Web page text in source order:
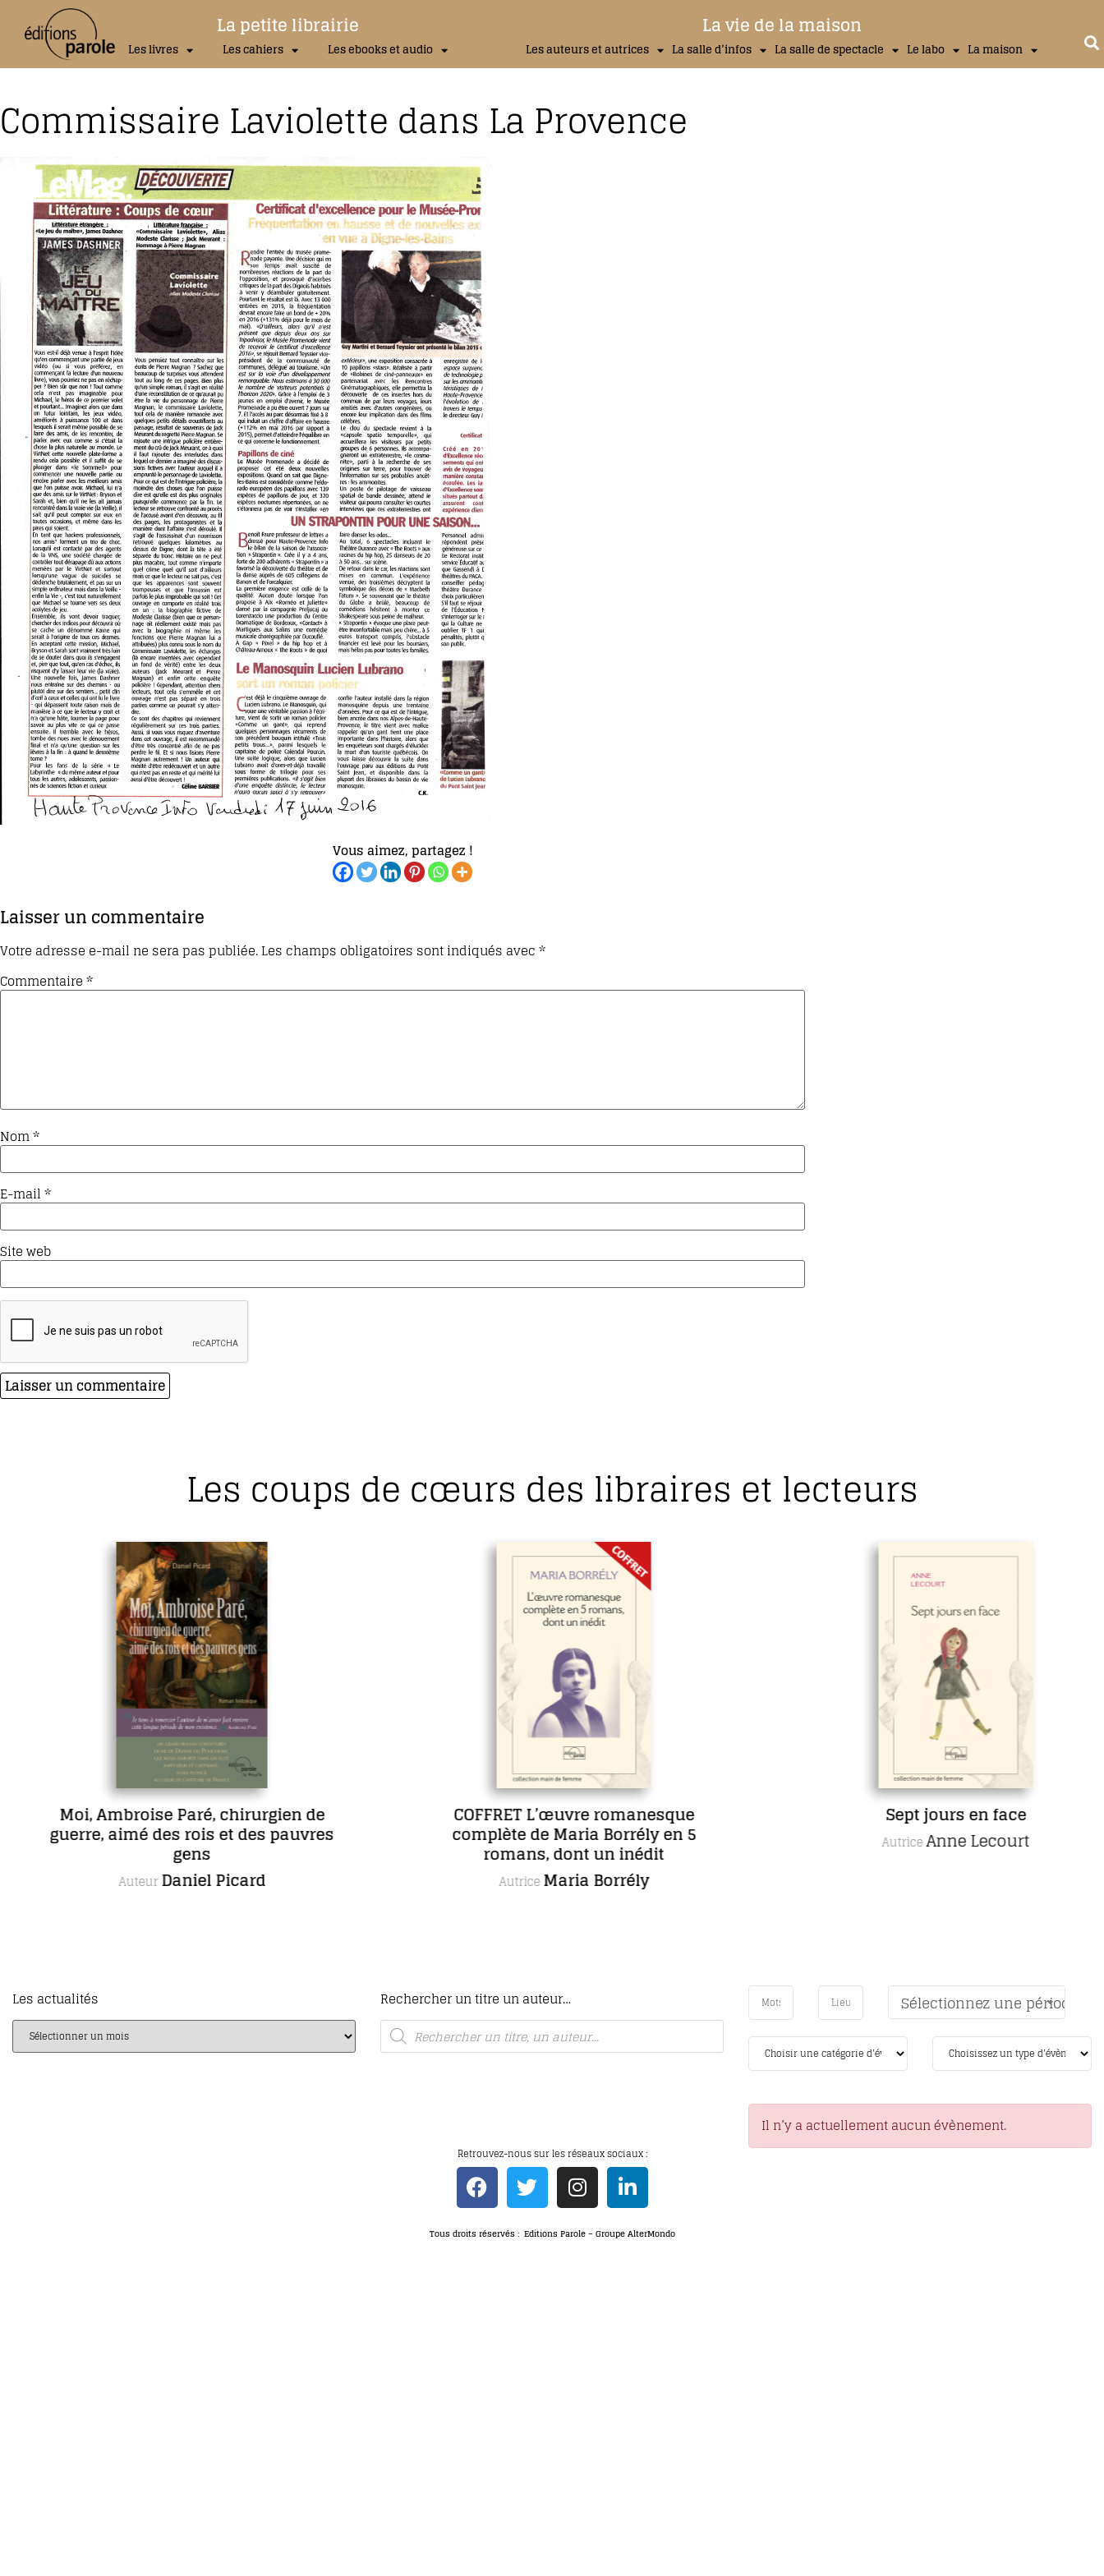
La petite librairie
Les livres Les cahiers Les ebooks et audio
La vie de la maison
Les auteurs et autrices La salle d’infos La salle de spectacle Le labo La maison
Commissaire Laviolette dans La Provence
Vous aimez, partagez !
Laisser un commentaire
Votre adresse e-mail ne sera pas publiée.Les champs obligatoires sont indiqués avec*
Commentaire*
Nom*
E-mail*
Site web
Les coups de cœurs des libraires et lecteurs
Moi, Ambroise Paré, chirurgien de
guerre, aimé des rois et des pauvres
gens
AuteurDaniel Picard
COFFRET L’œuvre romanesque
complète de Maria Borrély en 5
romans, dont un inédit
AutriceMaria Borrély
Sept jours en face
AutriceAnne Lecourt
Les actualités Rechercher un titre un auteur… Sélectionnez une période
Il n’y a actuellement aucun évènement.
Retrouvez-nous sur les réseaux sociaux :
Tous droits réservés : Editions Parole – Groupe AlterMondo